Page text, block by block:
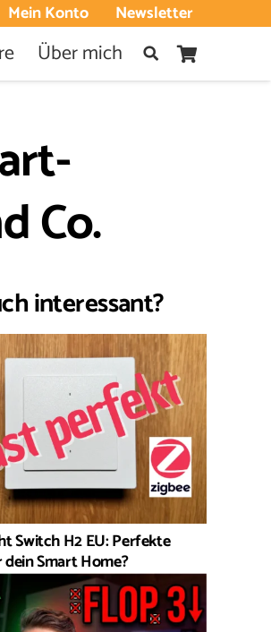
Mein Konto Newsletter
Über mich
Co.
interessant?
Switch H2 EU: Perfekte
Smart Home?